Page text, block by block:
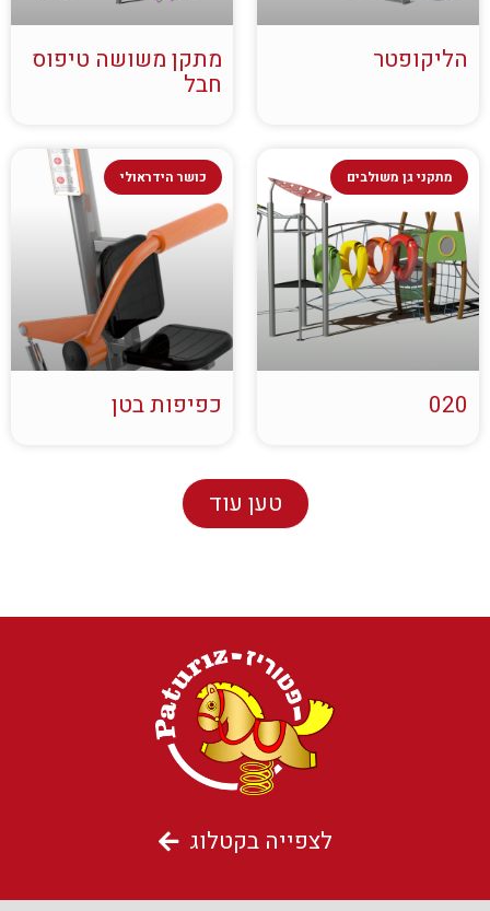
הליקופטר מתקן משושה טיפוס
חבל
מתקני גן משולבים
020
כושר הידראולי
כפיפות בטן
טען עוד
לצפייה בקטלוג